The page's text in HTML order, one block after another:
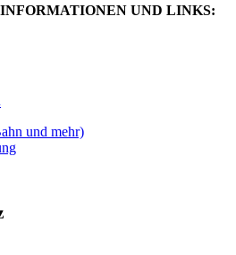
UND LINKS:
und mehr)